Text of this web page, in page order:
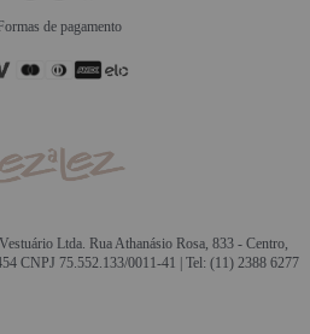
Ltda. Rua Athanásio Rosa, 833 - Centro,
CNPJ 75.552.133/0011-41 | Tel: (11) 2388 6277
de pagamento